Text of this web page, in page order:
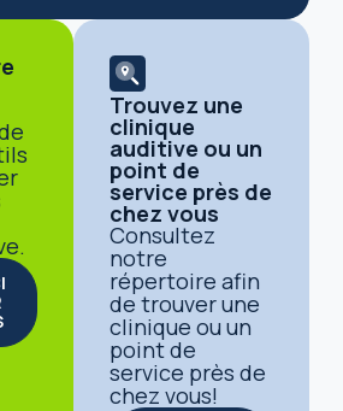
Trouvez une
clinique
auditive ou un
point de
service près de
chez vous
Consultez
notre
répertoire afin
de trouver une
clinique ou un
point de
service près de
chez vous!